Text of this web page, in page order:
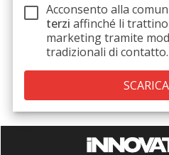
Acconsento alla
terzi affinché li
marketing tramite
tradizionali di contatto.